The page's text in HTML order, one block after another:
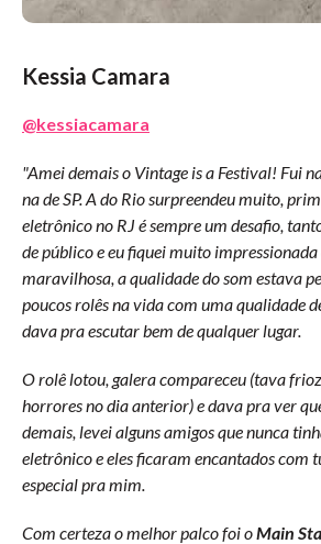
Kessia Camara
@kessiacamara
"Amei demais o Vintage is a Festival! Fui
na de SP. A do Rio surpreendeu muito,
eletrônico no RJ é sempre um desafio,
de público e eu fiquei muito
maravilhosa, a qualidade do som estava
poucos rolês na vida com uma qualidade
dava pra escutar bem de qualquer lugar.
O rolê lotou, galera compareceu (tava
horrores no dia anterior) e dava pra ver
demais, levei alguns amigos que nunca
eletrônico e eles ficaram encantados com
especial pra mim.
Com certeza o melhor palco foi oMain